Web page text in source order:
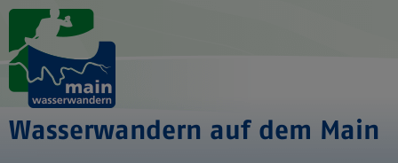
Wasserwandern auf dem Main